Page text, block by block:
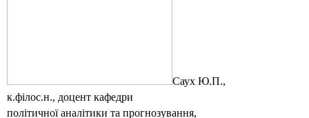
Саух Ю.П.,
к.філос.н., доцент кафедри
політичної аналітики та прогнозування,